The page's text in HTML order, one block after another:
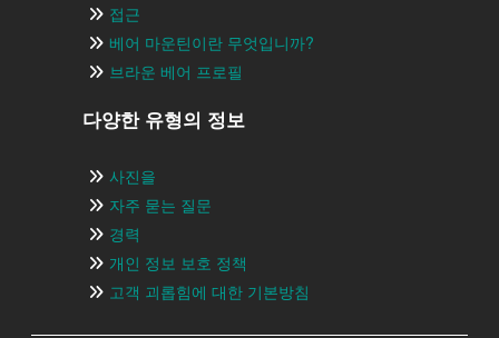
접근
베어 마운틴이란 무엇입니까?
브라운 베어 프로필
다양한 유형의 정보
사진을
자주 묻는 질문
경력
개인 정보 보호 정책
고객 괴롭힘에 대한 기본방침